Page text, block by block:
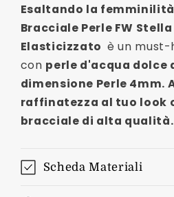
ElasticizzatoElasticizzato
Esaltando la
Bracciale Perle FW
Elasticizzato è un must-
con perle d'acqua dolce
dimensione Perle 4mm.
raffinatezza al tuo look
bracciale di alta qualità.
Scheda Materiali